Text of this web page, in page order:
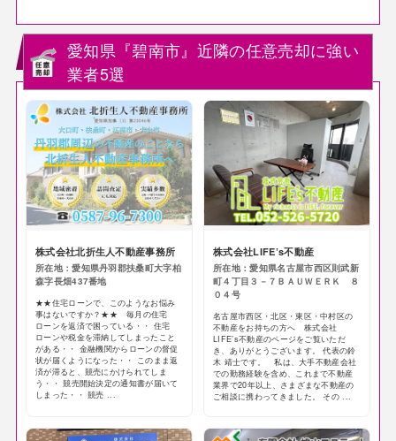
愛知県『碧南市』近隣の任意売却に強い
業者5選
株式会社北折生人不動産事務所
所在地：愛知県丹羽郡扶桑町大字柏
森字長畑437番地
★★住宅ローンで、このようなお悩み
事はないですか？★★ 毎月の住宅
ローンを返済で困っている・・ 住宅
ローンや税金を滞納してしまったこと
がある・・ 金融機関からローンの督促
状が届くようになった・・ このまま返
済が滞ると、競売にかけられてしま
う・・ 競売開始決定の通知書が届いて
しまった・・ 競売 ...
株式会社LIFE’s不動産
所在地：愛知県名古屋市西区則武新
町４丁目３－７ＢＡＵＷＥＲＫ ８
０４号
名古屋市西区・北区・東区・中村区の
不動産をお持ちの方へ 株式会社
LIFE’s不動産のページをご覧いただ
き、ありがとうございます。 代表の鈴
木 靖士です。 私は、大手不動産会社
での勤務経験を含め、これまで不動産
業界で20年以上、さまざまな不動産の
ご相談に携わってきました。 その ...